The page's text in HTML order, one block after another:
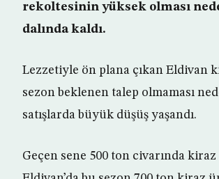
rekoltesinin yüksek olması
dalında kaldı.
Lezzetiyle ön plana çıkan Eldivan
sezon beklenen talep olmaması
satışlarda büyük düşüş yaşandı.
Geçen sene 500 ton civarında